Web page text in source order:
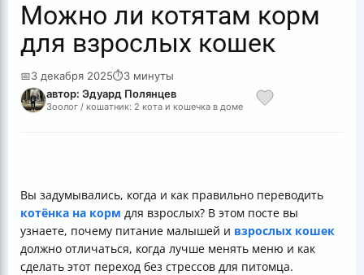
Можно ли котятам корм
для взрослых кошек
📅3 декабря 2025⏱3 минуты
автор: Эдуард Полянцев
Зоолог / кошатник: 2 кота и кошечка в доме
Вы задумывались, когда и как правильно переводить
котёнка на корм для взрослых? В этом посте вы
узнаете, почему питание малышей и взрослых кошек
должно отличаться, когда лучше менять меню и как
сделать этот переход без стрессов для питомца.